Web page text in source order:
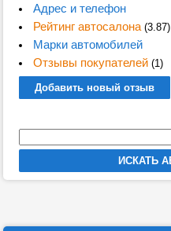
Адрес и телефон
Рейтинг автосалона(3.87)
Марки автомобилей
Отзывы покупателей(1)
Добавить новый отзыв